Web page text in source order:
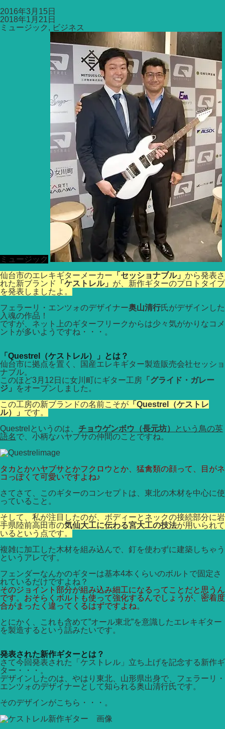
2016年3月15日
2018年1月21日
ミュージック , ビジネス
ミュージック
仙台市のエレキギターメーカー 「セッショナブル」 から発表さ
れた新ブランド
「ケストレル」 が、新作ギターのプロトタイプ
を発表しましたよ。
フェラーリ・エンツォのデザイナー奥山清行氏がデザインした
入魂の作品！
ですが、ネット上のギターフリークからは少々気がかりなコメ
ントが多いようですね・・・。
「Questrel（ケストレル）」とは？
仙台市に拠点を置く、国産エレキギター製造販売会社セッショ
ナブル。
このほど3月12日に女川町にギター工房 「グライド・ガレー
ジ」
をオープンしました。
この工房の新ブランドの名前こそが 「Questrel（ケストレ
ル）」 です。
Questrelというのは、 チョウゲンボウ（長元坊）
という鳥の英
語名で、小柄なハヤブサの仲間のことですね。
タカとかハヤブサとかフクロウとか、猛禽類の顔って、目がネ
コっぽくて可愛いですよね♪
さてさて、このギターのコンセプトは、東北の木材を中心に使
っていること。
そして、私が注目したのが、ボディーとネックの接続部分に岩
手県陸前高田市の気仙大工に伝わる宮大工の技法が用いられて
いるという点です。
複雑に加工した木材を組み込んで、釘を使わずに建築しちゃう
というアレです。
フェンダーなんかのギターは基本4本くらいのボルトで固定さ
れているだけですよね？
そのジョイント部分が組み込み細工になるってことだと思うん
です。おそらくボルトも使って強化するんでしょうが、密着度
合がまったく違ってくるはずですよね。
とにかく、これも含めて”オール東北”を意識したエレキギター
を製造するという話みたいです。
発表された新作ギターとは？
さて今回発表された「ケストレル」立ち上げを記念する新作ギ
ター・・・。
デザインしたのは、やはり東北、山形県出身で、フェラーリ・
エンツォのデザイナーとして知られる奥山清行氏です。
そのデザインがこちら・・・。